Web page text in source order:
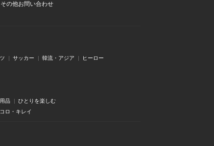
の他お問い合わせ
サッカー 韓流・アジア ヒーロー
品 ひとりを楽しむ
ロ・キレイ